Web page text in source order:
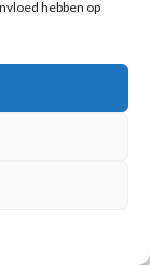
hebben op